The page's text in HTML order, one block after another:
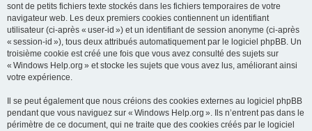
sont de petits fichiers texte stockés dans les fichiers temporaires de votre
navigateur web. Les deux premiers cookies contiennent un identifiant
utilisateur (ci-après « user-id ») et un identifiant de session anonyme (ci-après
« session-id »), tous deux attribués automatiquement par le logiciel phpBB. Un
troisième cookie est créé une fois que vous avez consulté des sujets sur
« Windows Help.org » et stocke les sujets que vous avez lus, améliorant ainsi
votre expérience.
Il se peut également que nous créions des cookies externes au logiciel phpBB
pendant que vous naviguez sur « Windows Help.org ». Ils n’entrent pas dans le
périmètre de ce document, qui ne traite que des cookies créés par le logiciel